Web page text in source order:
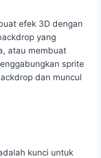
efek 3D dengan
yang
atau membuat
sprite
dan muncul
kunci untuk